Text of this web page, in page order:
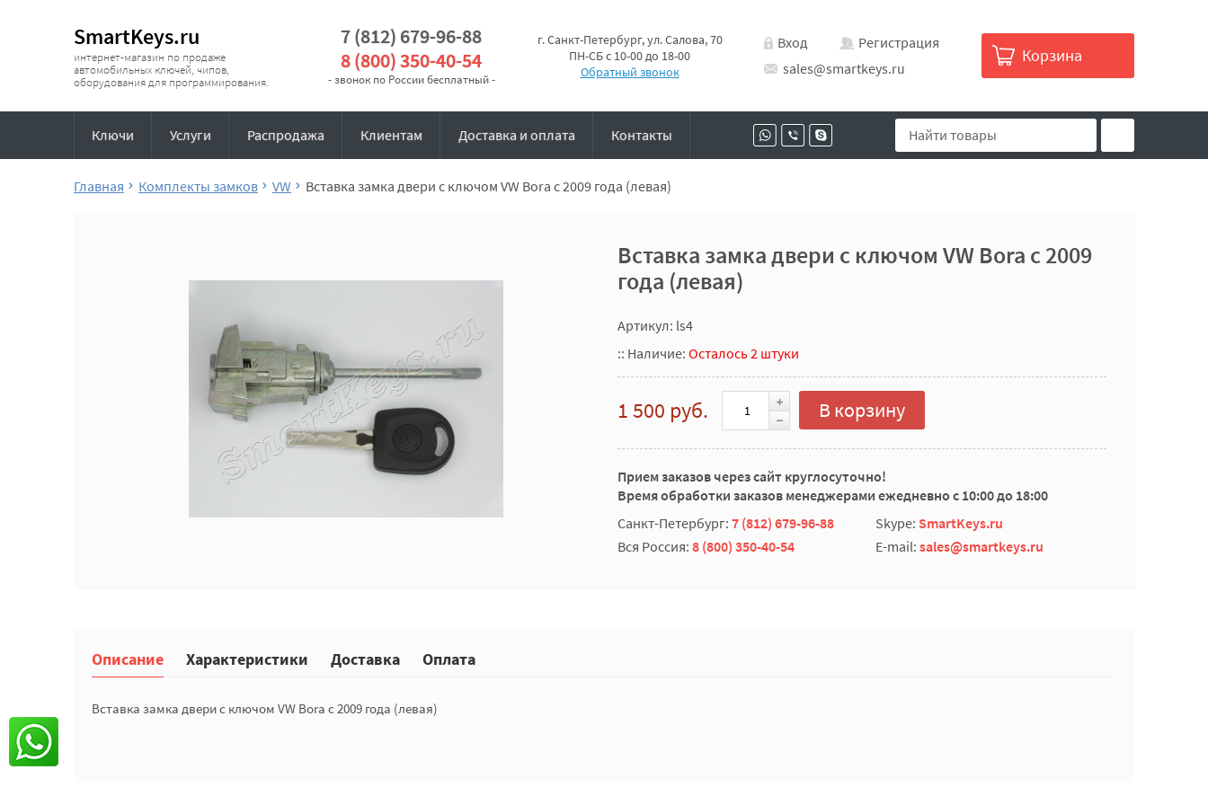
SmartKeys.ru
интернет-магазин по продаже
автомобильных ключей, чипов,
оборудования для программирования.
7 (812) 679-96-88
8 (800) 350-40-54
- звонок по России бесплатный -
г. Санкт-Петербург, ул. Салова, 70
ПН-СБ с 10-00 до 18-00
Обратный звонок
Вход
Регистрация
sales@smartkeys.ru
Корзина
Ключи Услуги Распродажа Клиентам Доставка и оплата Контакты
Главная Комплекты замков VW Вставка замка двери с ключом VW Bora с 2009 года (левая)
Вставка замка двери с ключом VW Bora с 2009
года (левая)
Артикул: ls4
:: Наличие: Осталось 2 штуки
1 500 руб. В корзину
Прием заказов через сайт круглосуточно!
Время обработки заказов менеджерами ежедневно с 10:00 до 18:00
Санкт-Петербург: 7 (812) 679-96-88 Skype: SmartKeys.ru
Вся Россия: 8 (800) 350-40-54 E-mail: sales@smartkeys.ru
Описание Характеристики Доставка Оплата
Вставка замка двери с ключом VW Bora с 2009 года (левая)